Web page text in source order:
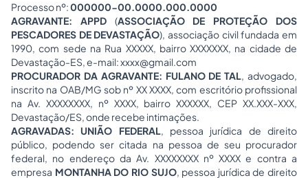
Processo nº:000000-00.0000.000.0000
AGRAVANTE: APPD(ASSOCIAÇÃO DE PROTEÇÃO DOS
PESCADORES DE DEVASTAÇÃO), associação civil fundada em
1990, com sede na Rua XXXXX, bairro XXXXXXX, na cidade de
Devastação-ES, e-mail:xxxx@gmail.com
PROCURADOR DA AGRAVANTE: FULANO DE TAL, advogado,
inscrito na OAB/MG sob nº XX XXXX, com escritório profissional
na Av. XXXXXXXX, nº XXXX, bairro XXXXXX, CEP XX.XXX-XXX,
Devastação/ES, onde recebe intimações.
AGRAVADAS: UNIÃO FEDERAL, pessoa jurídica de direito
público, podendo ser citada na pessoa de seu procurador
federal, no endereço da Av. XXXXXXXX nº XXXX e contra a
empresa MONTANHA DO RIO SUJO, pessoa jurídica de direito